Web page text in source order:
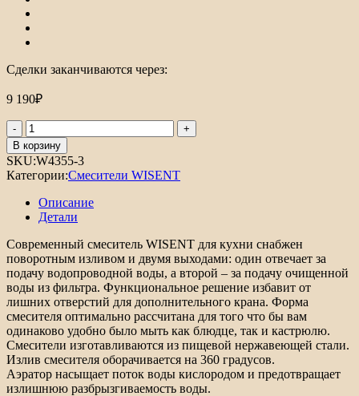
Сделки заканчиваются через:
9 190₽
Количество
товара
Смеситель
для
кухни
однорычажный
с
подводкой
для
питьевой
воды
WISENT
сатин
В корзину
SKU:W4355-3
Категории:Смесители WISENT
Описание
Детали
Современный смеситель WISENT для кухни снабжен
поворотным изливом и двумя выходами: один отвечает за
подачу водопроводной воды, а второй – за подачу очищенной
воды из фильтра. Функциональное решение избавит от
лишних отверстий для дополнительного крана. Форма
смесителя оптимально рассчитана для того что бы вам
одинаково удобно было мыть как блюдце, так и кастрюлю.
Смесители изготавливаются из пищевой нержавеющей стали.
Излив смесителя оборачивается на 360 градусов.
Аэратор насыщает поток воды кислородом и предотвращает
излишнюю разбрызгиваемость воды.